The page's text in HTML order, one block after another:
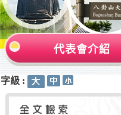
代表會介紹
字級 :